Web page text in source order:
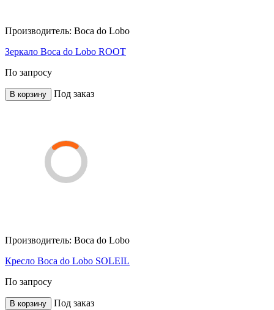
Производитель: Boca do Lobo
Зеркало Boca do Lobo ROOT
По запросу
В корзину Под заказ
Производитель: Boca do Lobo
Кресло Boca do Lobo SOLEIL
По запросу
В корзину Под заказ